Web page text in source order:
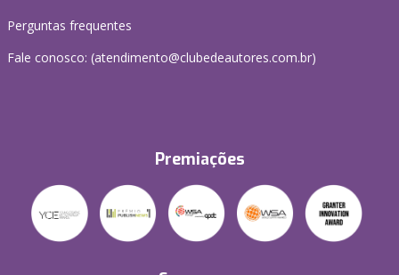
Perguntas frequentes
Fale conosco: (atendimento@clubedeautores.com.br)
Premiações